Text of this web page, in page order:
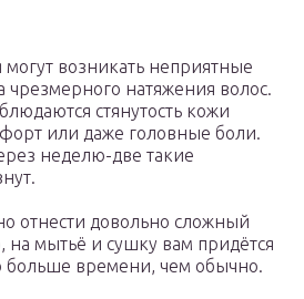
возникать неприятные
натяжения волос.
стянутость кожи
или даже головные боли.
неделю-две такие
отнести довольно сложный
на мытьё и сушку вам придётся
больше времени, чем обычно.